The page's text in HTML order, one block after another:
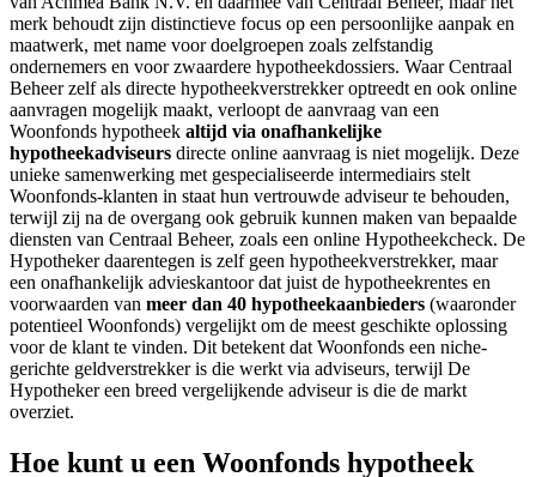
merk behoudt zijn distinctieve focus op een persoonlijke aanpak en
maatwerk, met name voor doelgroepen zoals zelfstandig
ondernemers en voor zwaardere hypotheekdossiers. Waar Centraal
Beheer zelf als directe hypotheekverstrekker optreedt en ook online
aanvragen mogelijk maakt, verloopt de aanvraag van een
Woonfonds hypotheek altijd via onafhankelijke
hypotheekadviseurs directe online aanvraag is niet mogelijk. Deze
unieke samenwerking met gespecialiseerde intermediairs stelt
Woonfonds-klanten in staat hun vertrouwde adviseur te behouden,
terwijl zij na de overgang ook gebruik kunnen maken van bepaalde
diensten van Centraal Beheer, zoals een online Hypotheekcheck. De
Hypotheker daarentegen is zelf geen hypotheekverstrekker, maar
een onafhankelijk advieskantoor dat juist de hypotheekrentes en
voorwaarden van meer dan 40 hypotheekaanbieders (waaronder
potentieel Woonfonds) vergelijkt om de meest geschikte oplossing
voor de klant te vinden. Dit betekent dat Woonfonds een niche-
gerichte geldverstrekker is die werkt via adviseurs, terwijl De
Hypotheker een breed vergelijkende adviseur is die de markt
overziet.
Hoe kunt u een Woonfonds hypotheek